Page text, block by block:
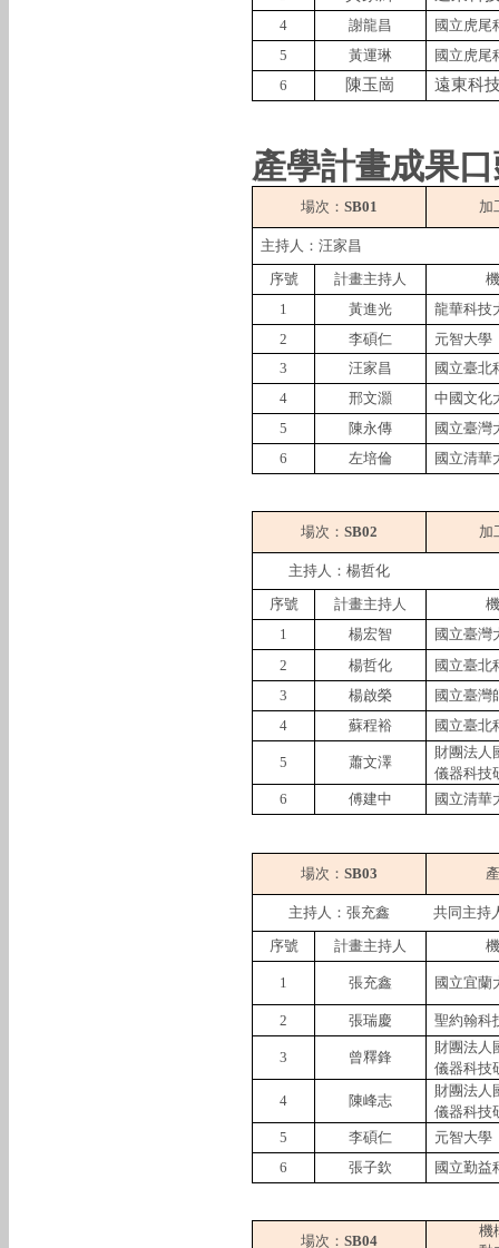
4 謝龍昌
國立虎尾
5
黃運琳
國立虎尾
6
陳玉崗 遠東科
產學計畫成果
場次： SB01 加
主持人：汪家昌
序號
計畫主持人
1
黃進光
龍華科技
2
李碩仁
元智大學
3
汪家昌
國立臺北
4
邢文灝
中國文化
5
陳永傳
國立臺灣
6
左培倫 國立清華
場次： SB02 加
主持人：楊哲化
序號
計畫主持人
1
楊宏智
國立臺灣
2
楊哲化
國立臺北
3
楊啟榮
國立臺灣
4
蘇程裕 國立臺北
5 蕭文澤
財團法人
儀器科技
6
傅建中 國立清華
場次： SB03
主持人：張充鑫
共同主持
序號
計畫主持人
1 張充鑫 國立宜蘭
2 張瑞慶 聖約翰科
3 曾釋鋒
財團法人
儀器科技
4
陳峰志
財團法人
儀器科技
5
李碩仁
元智大學
6
張子欽 國立勤益
場次： SB04
機